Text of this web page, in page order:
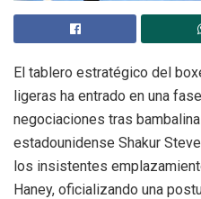
El tablero estratégico del
ligeras ha entrado en una
negociaciones tras
estadounidense Shakur
los insistentes
Haney, oficializando una